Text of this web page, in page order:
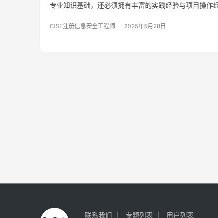
专业知识基础，还必须拥有丰富的实践经验与项目操作
CISE注册信息安全工程师 2025年5月28日
联系我们 专题列表 用户列表